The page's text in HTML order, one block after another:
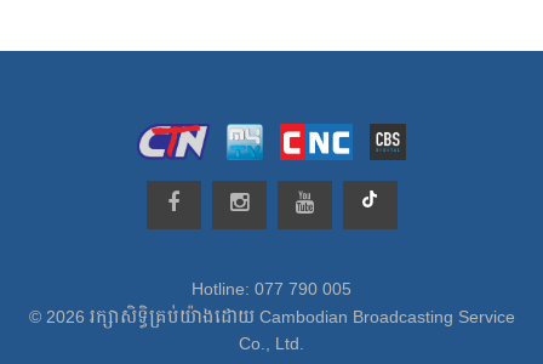
Hotline: 077 790 005
© 2026 រក្សាសិទ្ធិគ្រប់យ៉ាងដោយ Cambodian Broadcasting Service
Co., Ltd.